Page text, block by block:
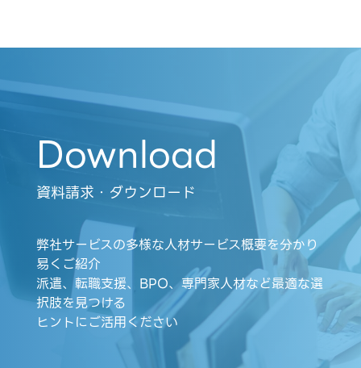
Download
資料請求・ダウンロード
弊社サービスの多様な人材サービス概要を分かり
易くご紹介
派遣、転職支援、BPO、専門家人材など最適な選
択肢を見つける
ヒントにご活用ください